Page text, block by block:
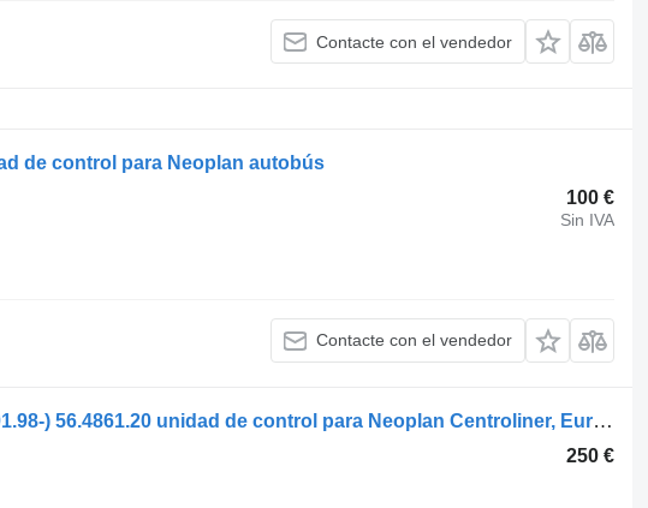
Contacte con el vendedor
de control para Neoplan autobús
100 €
Sin IVA
Contacte con el vendedor
Voith centroliner n4416 (01.98-) 56.4861.20 unidad de control para Neoplan Centroliner, Euroliner (1998-) autobús
250 €